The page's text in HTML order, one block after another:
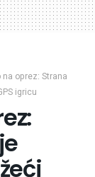
na oprez: Strana
igricu